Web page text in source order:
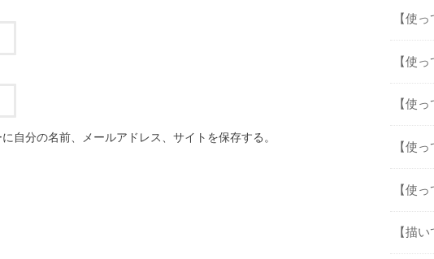
自分の名前、メールアドレス、サイトを保存する。
【使
【使
【使
【使
【使
【描